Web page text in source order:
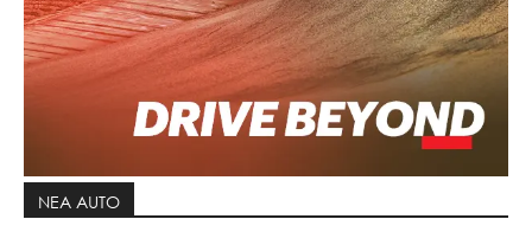
ΝΕΑ AUTO